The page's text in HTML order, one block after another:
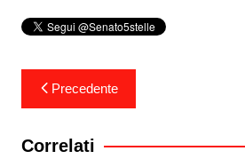
Navigazione
articoli
Precedente
Correlati